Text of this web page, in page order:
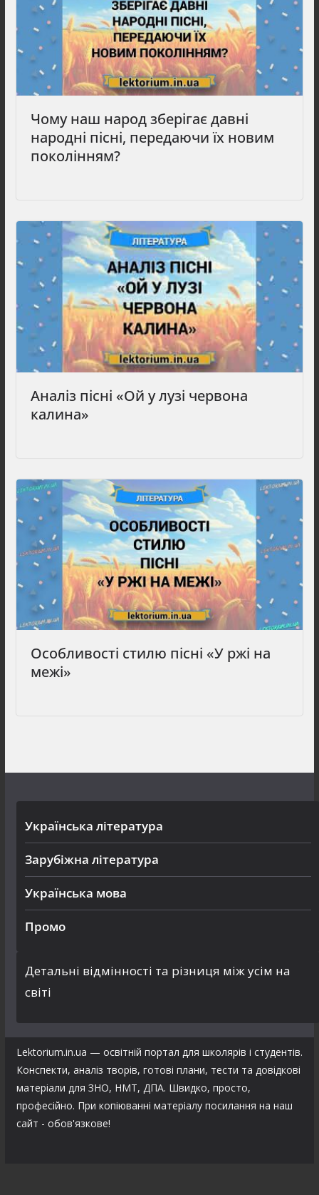
Чому наш народ зберігає давні
народні пісні, передаючи їх новим
поколінням?
Аналіз пісні «Ой у лузі червона
калина»
Особливості стилю пісні «У ржі на
межі»
Українська література
Зарубіжна література
Українська мова
Промо
Детальні відмінності та різниця між усім на
світі
Lektorium.in.ua — освітній портал для школярів і студентів.
Конспекти, аналіз творів, готові плани, тести та довідкові
матеріали для ЗНО, НМТ, ДПА. Швидко, просто,
професійно. При копіюванні матеріалу посилання на наш
сайт - обов'язкове!